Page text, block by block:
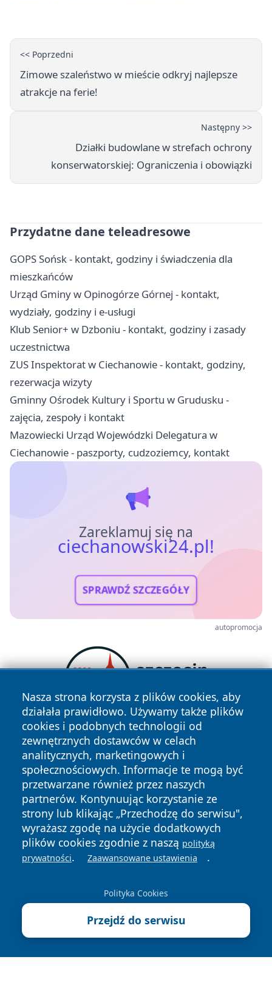
<< Poprzedni
Zimowe szaleństwo w mieście odkryj najlepsze
atrakcje na ferie!
Następny >>
Działki budowlane w strefach ochrony
konserwatorskiej: Ograniczenia i obowiązki
Przydatne dane teleadresowe
GOPS Sońsk - kontakt, godziny i świadczenia dla
mieszkańców
Urząd Gminy w Opinogórze Górnej - kontakt,
wydziały, godziny i e-usługi
Klub Senior+ w Dzboniu - kontakt, godziny i zasady
uczestnictwa
ZUS Inspektorat w Ciechanowie - kontakt, godziny,
rezerwacja wizyty
Gminny Ośrodek Kultury i Sportu w Grudusku -
zajęcia, zespoły i kontakt
Mazowiecki Urząd Wojewódzki Delegatura w
Ciechanowie - paszporty, cudzoziemcy, kontakt
Zareklamuj się na
ciechanowski24.pl!
SPRAWDŹ SZCZEGÓŁY
autopromocja
Nasza strona korzysta z plików cookies, aby
działała prawidłowo. Używamy także plików
cookies i podobnych technologii od
zewnętrznych dostawców w celach
analitycznych, marketingowych i
społecznościowych. Informacje te mogą być
przetwarzane również przez naszych
partnerów. Kontynuując korzystanie ze
strony lub klikając „Przechodzę do serwisu",
wyrażasz zgodę na użycie dodatkowych
plików cookies zgodnie z naszą polityką
prywatności. Zaawansowane ustawienia .
Polityka Cookies
Przejdź do serwisu
Copyright © 2026 ciechanowski24.pl Wszystkie prawa
zastrzeżone.